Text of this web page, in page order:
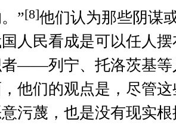
”[8]他们认为那些阴谋
人民看成是可以任人
——列宁、托洛茨基
他们的观点是，尽管
污蔑，也是没有现实